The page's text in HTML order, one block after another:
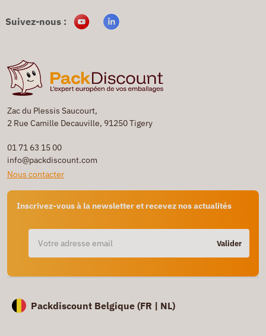
Zac du Plessis Saucourt,
2 Rue Camille Decauville, 91250 Tigery
01 71 63 15 00
info@packdiscount.com
Nous contacter
Inscrivez-vous à la newsletter et recevez nos actualités
Valider
Suivez-nous :
Packdiscount Belgique (FR | NL)